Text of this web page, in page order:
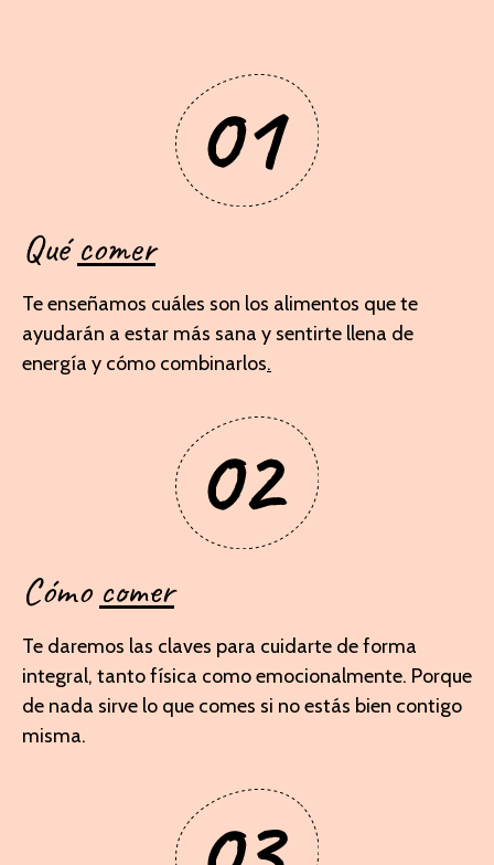
Quécomer
Te enseñamos cuáles son los alimentos que te
ayudarán a estar más sana y sentirte llena de
energía y cómo combinarlos.
Cómo comer
Te daremos las claves para cuidarte de forma
integral, tanto física como emocionalmente. Porque
de nada sirve lo que comes si no estás bien contigo
misma.